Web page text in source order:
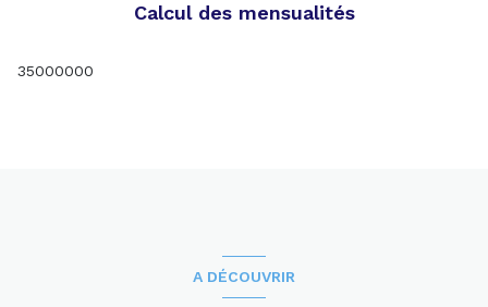
Calcul des mensualités
35000000
A DÉCOUVRIR